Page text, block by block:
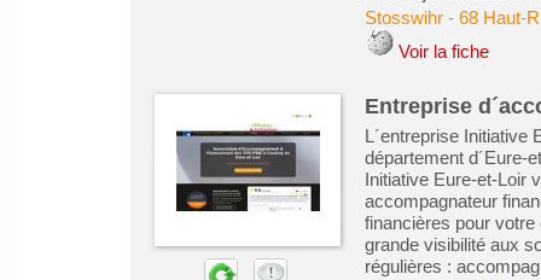
Stosswihr- 68 Haut-
Voir la fiche
Entreprise
L´entreprise Initiative
département d´Eure-
Initiative Eure-et-Loir
accompagnateur
financières pour votre
grande visibilité aux
régulières :